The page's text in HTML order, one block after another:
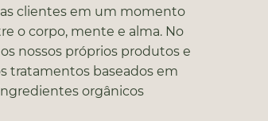
clientes em um momento
o corpo, mente e alma. No
nossos próprios produtos e
tratamentos baseados em
orgânicos